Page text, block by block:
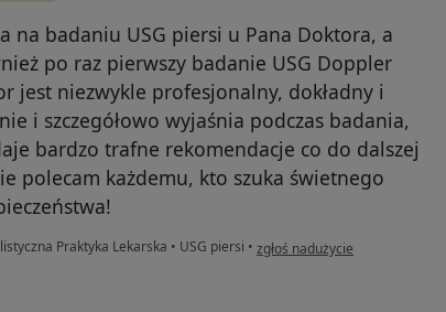
na badaniu USG piersi u Pana Doktora, a
po raz pierwszy badanie USG Doppler
jest niezwykle profesjonalny, dokładny i
i szczegółowo wyjaśnia podczas badania,
bardzo trafne rekomendacje co do dalszej
polecam każdemu, kto szuka świetnego
Praktyka Lekarska • USG piersi • w opinii użytkownika Natalia
zgłoś nadużycie